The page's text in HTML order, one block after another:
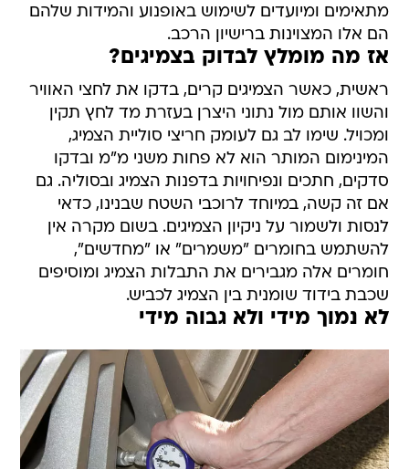
מתאימים ומיועדים לשימוש באופנוע והמידות שלהם
הם אלו המצוינות ברישיון הרכב.
אז מה מומלץ לבדוק בצמיגים?
ראשית, כאשר הצמיגים קרים, בדקו את לחצי האוויר
והשוו אותם מול נתוני היצרן בעזרת מד לחץ תקין
ומכויל. שימו לב גם לעומק חריצי סוליית הצמיג,
המינימום המותר הוא לא פחות משני מ"מ ובדקו
סדקים, חתכים ונפיחויות בדפנות הצמיג ובסוליה. גם
אם זה קשה, במיוחד לרוכבי השטח שבנינו, כדאי
לנסות ולשמור על ניקיון הצמיגים. בשום מקרה אין
להשתמש בחומרים "משמרים" או "מחדשים",
חומרים אלה מגבירים את התבלות הצמיג ומוסיפים
שכבת בידוד שומנית בין הצמיג לכביש.
לא נמוך מידי ולא גבוה מידי